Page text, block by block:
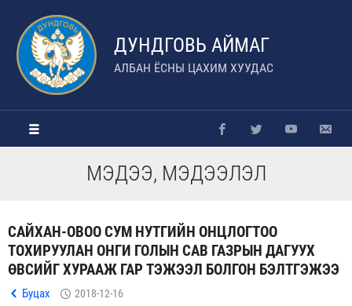
ДУНДГОВЬ АЙМАГ
АЛБАН ЁСНЫ ЦАХИМ ХУУДАС
МЭДЭЭ, МЭДЭЭЛЭЛ
САЙХАН-ОВОО СУМ НУТГИЙН ОНЦЛОГТОО
ТОХИРУУЛАН ОНГИ ГОЛЫН САВ ГАЗРЫН ДАГУУХ
ӨВСИЙГ ХУРААЖ ГАР ТЭЖЭЭЛ БОЛГОН БЭЛТГЭЖЭЭ
Буцах 2018-12-16